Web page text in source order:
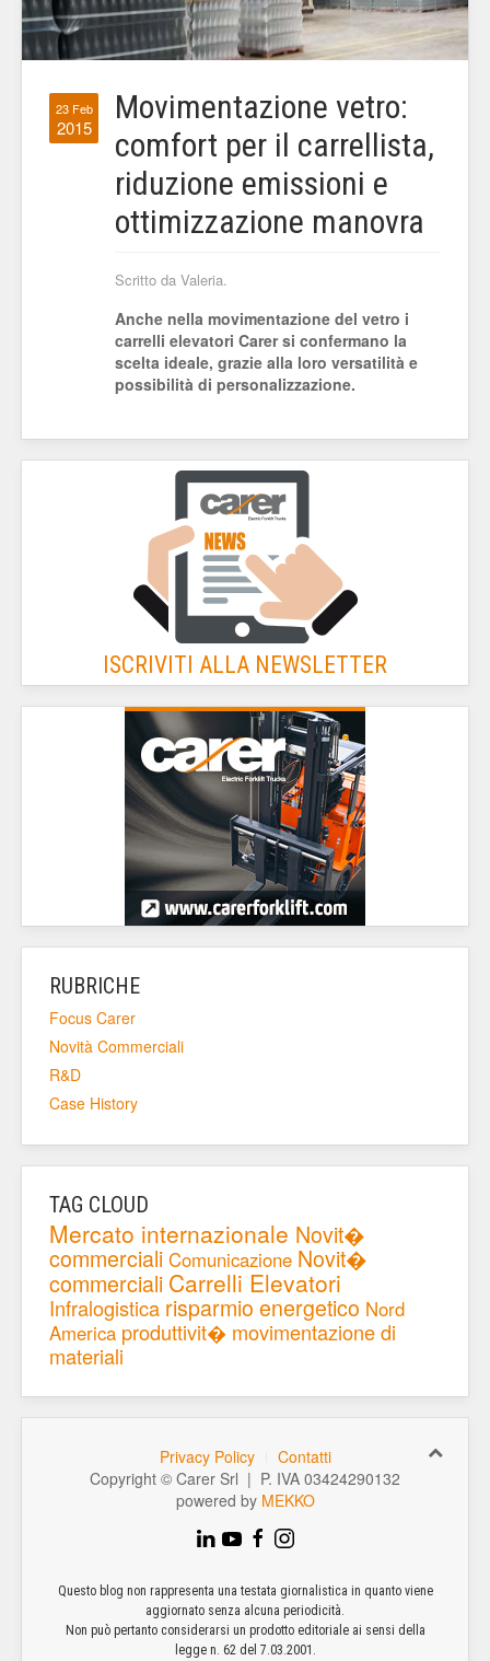
23 Feb
2015
Movimentazione vetro:
comfort per il carrellista,
riduzione emissioni e
ottimizzazione manovra
Scritto da Valeria.
Anche nella movimentazione del vetro i
carrelli elevatori Carer si confermano la
scelta ideale, grazie alla loro versatilità e
possibilità di personalizzazione.
ISCRIVITI ALLA NEWSLETTER
RUBRICHE
Focus Carer
Novità Commerciali
R&D
Case History
TAG CLOUD
Mercato internazionale Novit�
commerciali Comunicazione Novit�
commerciali Carrelli Elevatori
Infralogistica risparmio energetico Nord
America produttivit� movimentazione di
materiali
Privacy Policy
Contatti
Copyright © Carer Srl | P. IVA 03424290132
powered by MEKKO
Questo blog non rappresenta una testata giornalistica in quanto viene
aggiornato senza alcuna periodicità.
Non può pertanto considerarsi un prodotto editoriale ai sensi della
legge n. 62 del 7.03.2001.